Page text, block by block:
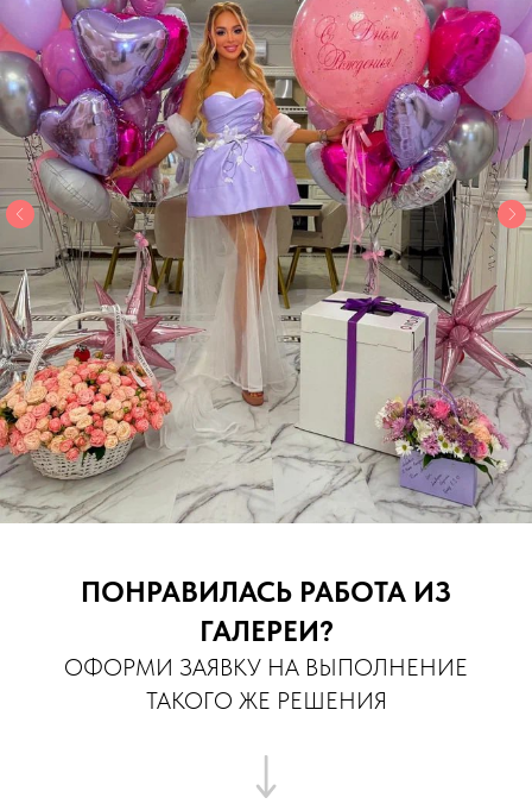
ПОНРАВИЛАСЬ РАБОТА ИЗ
ГАЛЕРЕИ?
ОФОРМИ ЗАЯВКУ НА ВЫПОЛНЕНИЕ
ТАКОГО ЖЕ РЕШЕНИЯ